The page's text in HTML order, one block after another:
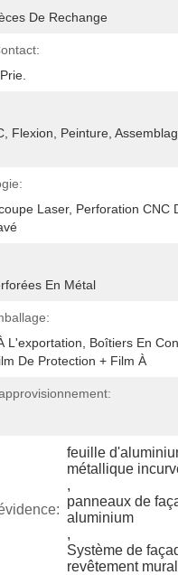
De Rechange
Flexion, Peinture,
Laser, Perforation CNC
En Métal
L'exportation, Boîtiers En
De Protection + Film À
feuille
métallique
,
panneaux de
aluminium
,
Système de
revêtement mural